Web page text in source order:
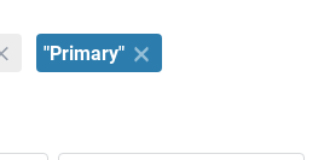
"Primary"